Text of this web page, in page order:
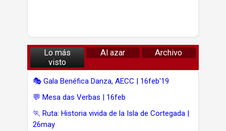
Lo más
visto
Al azar Archivo
🎭 Gala Benéfica Danza, AECC | 16feb'19
💬 Mesa das Verbas | 16feb
🏃 Ruta: Historia vivida de la Isla de Cortegada |
26may